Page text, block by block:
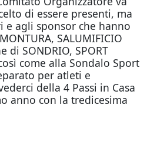
di essere presenti, ma
agli sponsor che hanno
SALUMIFICIO
di SONDRIO, SPORT
come alla Sondalo Sport
per atleti e
della 4 Passi in Casa
anno con la tredicesima